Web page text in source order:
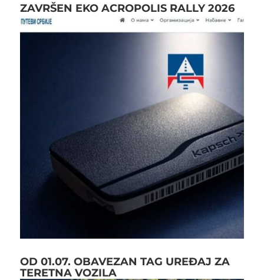
ZAVRŠEN EKO ACROPOLIS RALLY 2026
OD 01.07. OBAVEZAN TAG UREĐAJ ZA
TERETNA VOZILA